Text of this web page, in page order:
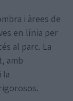
i àrees de
en línia per
al parc. La
amb
la